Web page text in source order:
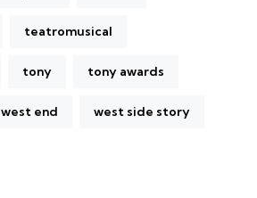
teatromusical
tony tony awards
west end west side story